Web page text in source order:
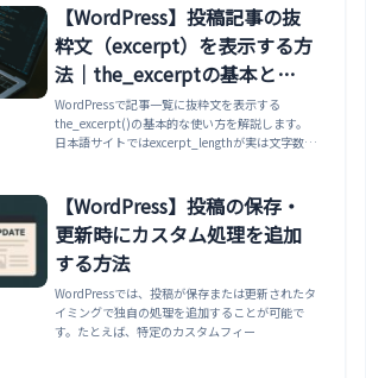
【WordPress】投稿記事の抜
粋文（excerpt）を表示する方
法｜the_excerptの基本と
HTMLタグ許可
WordPressで記事一覧に抜粋文を表示する
the_excerpt()の基本的な使い方を解説します。
日本語サイトではexcerpt_lengthが実は文字数と
します。長さの詳細調整・省略記号の変更は関連
記事へ。
【WordPress】投稿の保存・
更新時にカスタム処理を追加
する方法
WordPressでは、投稿が保存または更新されたタ
イミングで独自の処理を追加することが可能で
す。たとえば、特定のカスタムフィー